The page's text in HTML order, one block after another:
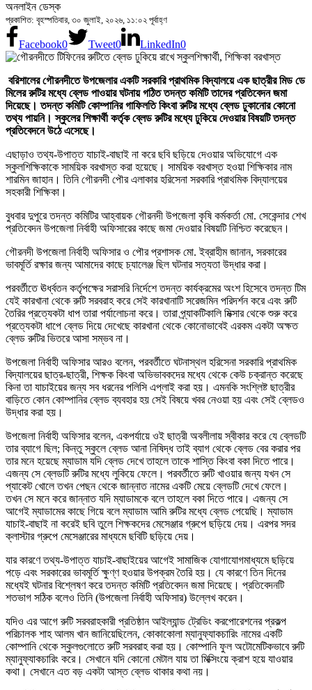
অনলাইন ডেস্ক
প্রকাশিত: বৃহস্পতিবার, ৩০ জুলাই, ২০২৬, ১১:০২ পূর্বাহ্ণ
Facebook0 Tweet0 LinkedIn0
বরিশালের গৌরনদীতে উপজেলার একটি সরকারি প্রাথমিক বিদ্যালয়ে এক ছাত্রীর মিড ডে
মিলের রুটির মধ্যে ব্লেড পাওয়ার ঘটনায় গঠিত তদন্ত কমিটি তাদের প্রতিবেদন জমা
দিয়েছে। তদন্ত কমিটি কোম্পানির গাফিলতি কিংবা রুটির মধ্যে ব্লেড ঢুকানোর কোনো
তথ্য পায়নি। স্কুলের শিক্ষার্থী কর্তৃক ব্লেড রুটির মধ্যে ঢুকিয়ে দেওয়ার বিষয়টি তদন্ত
প্রতিবেদনে উঠে এসেছে।
এছাড়াও তথ্য-উপাত্ত যাচাই-বাছাই না করে ছবি ছড়িয়ে দেওয়ার অভিযোগে এক
স্কুলশিক্ষিকাকে সাময়িক বরখাস্ত করা হয়েছে। সাময়িক বরখাস্ত হওয়া শিক্ষিকার নাম
শারমিন জাহান। তিনি গৌরনদী পৌর এলাকার হরিসেনা সরকারি প্রাথমিক বিদ্যালয়ের
সহকারী শিক্ষিকা।
বুধবার দুপুরে তদন্ত কমিটির আহ্বায়ক গৌরনদী উপজেলা কৃষি কর্মকর্তা মো. সেকেন্দার শেখ
প্রতিবেদন উপজেলা নির্বাহী অফিসারের কাছে জমা দেওয়ার বিষয়টি নিশ্চিত করেছেন।
গৌরনদী উপজেলা নির্বাহী অফিসার ও পৌর প্রশাসক মো. ইব্রাহীম জানান, সরকারের
ভাবমূর্তি রক্ষার জন্য আমাদের কাছে চ্যালেঞ্জ ছিল ঘটনার সত্যতা উদ্ধার করা।
পরবর্তীতে ঊর্ধ্বতন কর্তৃপক্ষের সরাসরি নির্দেশে তদন্ত কার্যক্রমের অংশ হিসেবে তদন্ত টিম
যেই কারখানা থেকে রুটি সরবরাহ করে সেই কারখানাটি সরেজমিন পরিদর্শন করে এবং রুটি
তৈরির প্রত্যেকটা ধাপ তারা পর্যালোচনা করে। তারা প্র্যাকটিকালি মিক্সার থেকে শুরু করে
প্রত্যেকটা ধাপে ব্লেড দিয়ে দেখেছে কারখানা থেকে কোনোভাবেই এরকম একটা অক্ষত
ব্লেড রুটির ভিতরে আসা সম্ভব না।
উপজেলা নির্বাহী অফিসার আরও বলেন, পরবর্তীতে ঘটনাস্থল হরিসেনা সরকারি প্রাথমিক
বিদ্যালয়ের ছাত্র-ছাত্রী, শিক্ষক কিংবা অভিভাবকদের মধ্যে থেকে কেউ চক্রান্ত করেছে
কিনা তা যাচাইয়ের জন্য সব ধরনের পলিসি এপ্লাই করা হয়। এমনকি সংশ্লিষ্ট ছাত্রীর
বাড়িতে কোন কোম্পানির ব্লেড ব্যবহার হয় সেই বিষয়ে খবর নেওয়া হয় এবং সেই ব্লেডও
উদ্ধার করা হয়।
উপজেলা নির্বাহী অফিসার বলেন, একপর্যায়ে ওই ছাত্রী অবলীলায় স্বীকার করে যে ব্লেডটি
তার ব্যাগে ছিল; কিন্তু স্কুলে ব্লেড আনা নিষিদ্ধ তাই ব্যাগ থেকে ব্লেড বের করার পর
তার মনে হয়েছে ম্যাডাম যদি ব্লেড দেখে তাহলে তাকে শাস্তি কিংবা বকা দিতে পারে।
এজন্য সে ব্লেডটি রুটির মধ্যে লুকিয়ে ফেলে। পরবর্তীতে রুটি খাওয়ার জন্য যখন সে
প্যাকেট খোলে তখন পেছন থেকে জান্নাত নামের একটি মেয়ে ব্লেডটি দেখে ফেলে।
তখন সে মনে করে জান্নাত যদি ম্যাডামকে বলে তাহলে বকা দিতে পারে। এজন্য সে
আগেই ম্যাডামের কাছে গিয়ে বলে ম্যাডাম আমি রুটির মধ্যে ব্লেড পেয়েছি। ম্যাডাম
যাচাই-বাছাই না করেই ছবি তুলে শিক্ষকদের মেসেঞ্জার গ্রুপে ছড়িয়ে দেয়। এরপর সদর
ক্লাস্টার গ্রুপে মেসেঞ্জারের মাধ্যমে ছবিটি ছড়িয়ে দেয়।
যার কারণে তথ্য-উপাত্ত যাচাই-বাছাইয়ের আগেই সামাজিক যোগাযোগমাধ্যমে ছড়িয়ে
পড়ে এবং সরকারের ভাবমূর্তি ক্ষুণ্ণ হওয়ার উপক্রম তৈরি হয়। যে কারণে তিন দিনের
মধ্যেই ঘটনার বিশ্লেষণ করে তদন্ত কমিটি প্রতিবেদন জমা দিয়েছে। প্রতিবেদনটি
শতভাগ সঠিক বলেও তিনি (উপজেলা নির্বাহী অফিসার) উল্লেখ করেন।
যদিও এর আগে রুটি সরবরাহকারী প্রতিষ্ঠান আইল্যান্ড ট্রেডিং করপোরেশনের প্রকল্প
পরিচালক শাহ আলম খান জানিয়েছিলেন, কোকাকোলা ম্যানুফ্যাকচারিং নামের একটি
কোম্পানি থেকে স্কুলগুলোতে রুটি সরবরাহ করা হয়। কোম্পানি ফুল অটোমেটিকভাবে রুটি
ম্যানুফ্যাকচারিং করে। সেখানে যদি কোনো মেটাল যায় তা মিক্সিংয়ে ক্রাশ হয়ে যাওয়ার
কথা। সেখানে এত বড় একটা আস্ত ব্লেড থাকার কথা নয়।